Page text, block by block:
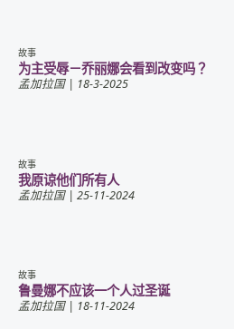
故事
为主受辱－乔丽娜会看到改变吗？
孟加拉国| 18-3-2025
故事
我原谅他们所有人
孟加拉国| 25-11-2024
故事
鲁曼娜不应该一个人过圣诞
孟加拉国| 18-11-2024